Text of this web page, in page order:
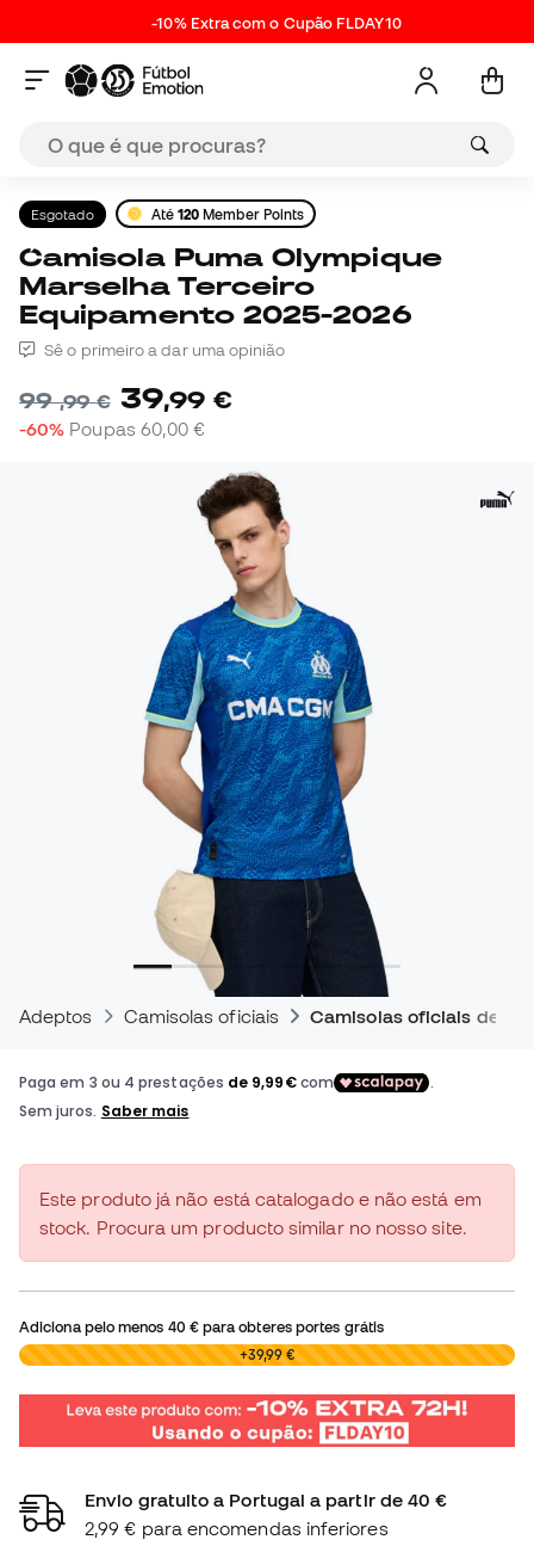
-10% Extra com o Cupão FLDAY10
Esgotado Até 120 Member Points
Camisola Puma Olympique
Marselha Terceiro
Equipamento 2025-2026
Sê o primeiro a dar uma opinião
99,99 € 39,99 €
-60% Poupas 60,00 €
Adeptos Camisolas oficiais Camisolas oficiais de
Este produto já não está catalogado e não está em
stock. Procura um producto similar no nosso site.
Adiciona pelo menos 40 €para obteres portes grátis
0,00 € +39,99 €
Envio gratuito a Portugal a partir de 40 €
2,99 € para encomendas inferiores